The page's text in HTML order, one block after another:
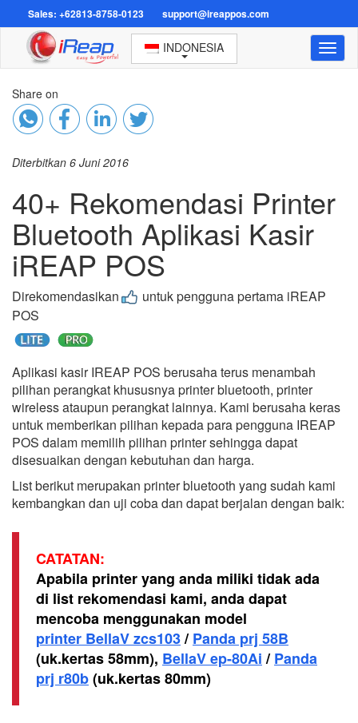
Sales: +62813-8758-0123 support@ireappos.com
INDONESIA
Share on
Diterbitkan 6 Juni 2016
40+ Rekomendasi Printer
Bluetooth Aplikasi Kasir
iREAP POS
Direkomendasikan
untuk pengguna pertama iREAP
POS
Aplikasi kasir IREAP POS berusaha terus menambah
pilihan perangkat khususnya printer bluetooth, printer
wireless ataupun perangkat lainnya. Kami berusaha keras
untuk memberikan pilihan kepada para pengguna IREAP
POS dalam memilih pilihan printer sehingga dapat
disesuaikan dengan kebutuhan dan harga.
List berikut merupakan printer bluetooth yang sudah kami
kembangkan dan uji coba dan dapat berjalan dengan baik:
CATATAN:
Apabila printer yang anda miliki tidak ada
di list rekomendasi kami, anda dapat
mencoba menggunakan model
printer BellaV zcs103/Panda prj 58B
(uk.kertas 58mm), BellaV ep-80Ai /Panda
prj r80b(uk.kertas 80mm)